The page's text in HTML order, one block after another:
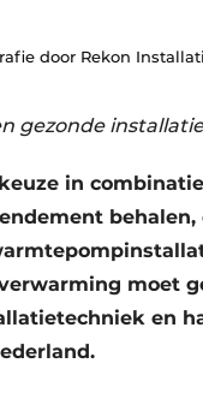
door Rekon
gezonde installatie
in
moet
en